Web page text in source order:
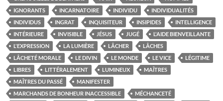
IGNORANTS
INCARNATOIRE INDIVIDU
INDIVIDUALITÉS
INDIVIDUS
INGRAT INQUISITEUR INSIPIDES
INTELLIGENCE
INTÉRIEURE
INVISIBLE JÉSUS JUGÉ
L'AIDE BIENVEILLANTE
L'EXPRESSION
LA LUMIÈRE LÂCHER
LÂCHES
LÂCHETÉ MORALE
LE DIVIN LE MONDE LE VICE
LÉGITIME
LIBRES
LITTÉRALEMENT LUMINEUX
MAÎTRES
MAÎTRES DU PASSÉ
MANIFESTER
MARCHANDS DE BONHEUR INACCESSIBLE
MÉCHANCETÉ